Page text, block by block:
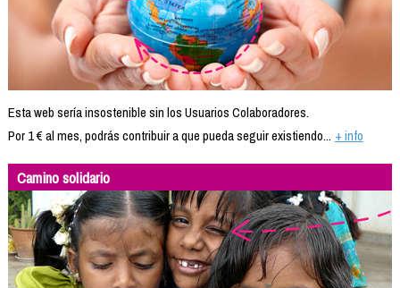
Esta web sería insostenible sin los Usuarios Colaboradores.
Por 1 € al mes, podrás contribuir a que pueda seguir existiendo... + info
Camino solidario